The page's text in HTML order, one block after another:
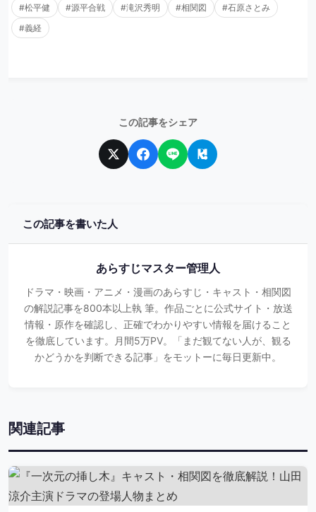
#松平健
#源平合戦 #滝沢秀明 #相関図
#石原さとみ
#義経
この記事をシェア
この記事を書いた人
あらすじマスター管理人
ドラマ・映画・アニメ・漫画のあらすじ・キャスト・相関図
の解説記事を800本以上執 筆。作品ごとに公式サイト・放送
情報・原作を確認し、正確でわかりやすい情報を届けること
を徹底しています。月間5万PV。「まだ観てない人が、観る
かどうかを判断できる記事」をモットーに毎日更新中。
関連記事